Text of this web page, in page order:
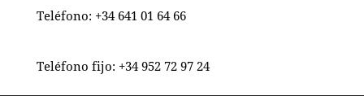
Teléfono: +34 641 01 64 66
Teléfono fijo: +34 952 72 97 24